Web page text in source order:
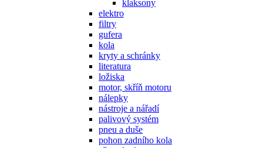
klaksony
elektro
filtry
gufera
kola
kryty a schránky
literatura
ložiska
motor, skříň motoru
nálepky
nástroje a nářadí
palivový systém
pneu a duše
pohon zadního kola